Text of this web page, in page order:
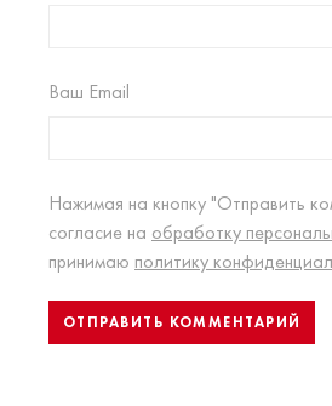
Ваш Email
Нажимая на кнопку "Отправить
согласие на обработку
принимаю политику